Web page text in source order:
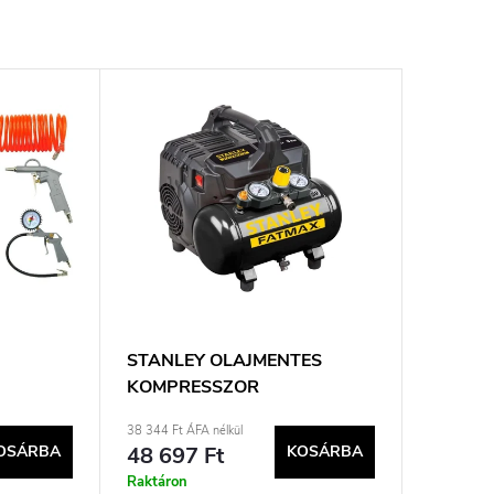
STANLEY OLAJMENTES
KOMPRESSZOR
38 344 Ft ÁFA nélkül
48 697 Ft
Raktáron
KOSÁRBA